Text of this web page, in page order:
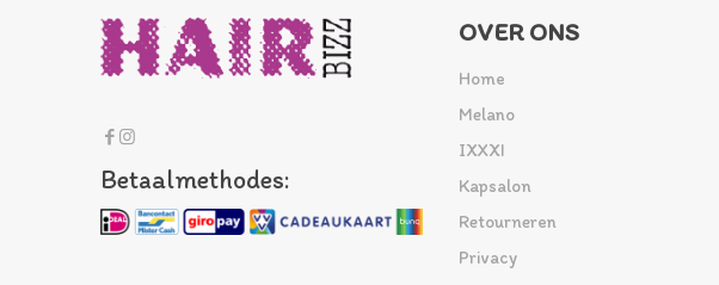
Betaalmethodes:
OVER ONS
Home
Melano
IXXXI
Kapsalon
Retourneren
Privacy